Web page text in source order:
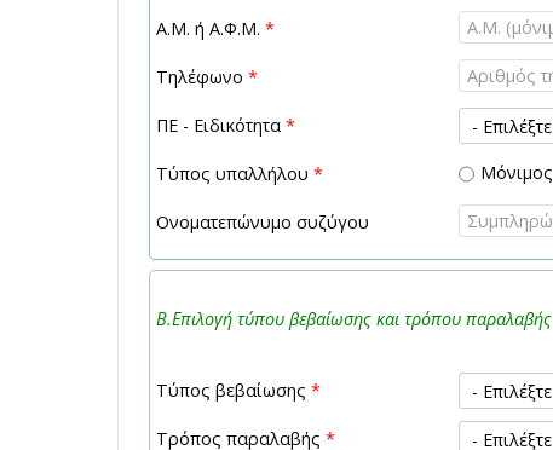
Α.Μ. ή Α.Φ.Μ. *
Τηλέφωνο *
ΠΕ - Ειδικότητα *
Τύπος υπαλλήλου * Μόνιμος
Ονοματεπώνυμο συζύγου
Β.Επιλογή τύπου βεβαίωσης και τρόπου παραλαβής
Τύπος βεβαίωσης *
Τρόπος παραλαβής *